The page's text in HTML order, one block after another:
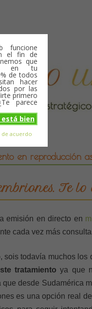
funcione
el fin de
que
en tu
de todos
hacer
por las
primero
parece
está bien
acuerdo
en reproducción
Te lo
emisión en directo en
cada vez más
sois todavía muchos los
tratamiento ya que
desde Sudamérica
es una opción real